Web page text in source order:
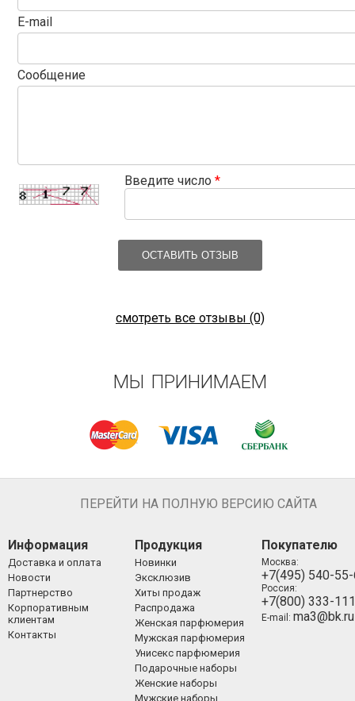
E-mail
Сообщение
Введите число *
ОСТАВИТЬ ОТЗЫВ
смотреть все отзывы (0)
МЫ ПРИНИМАЕМ
ПЕРЕЙТИ НА ПОЛНУЮ ВЕРСИЮ САЙТА
Информация
Доставка и оплата
Новости
Партнерство
Корпоративным
клиентам
Контакты
Продукция
Новинки
Эксклюзив
Хиты продаж
Распродажа
Женская парфюмерия
Мужская парфюмерия
Унисекс парфюмерия
Подарочные наборы
Женские наборы
Мужские наборы
Покупателю
Москва:
+7(495) 540-
Россия:
+7(800) 333-
E-mail: ma3@bk.ru